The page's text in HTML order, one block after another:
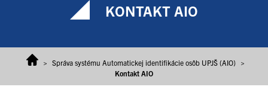
KONTAKT AIO
> Správa systému Automatickej identifikácie osôb UPJŠ (AIO) >
Kontakt AIO